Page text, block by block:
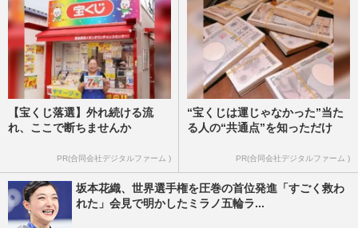
【宝くじ落選】外れ続ける流
れ、ここで断ちませんか
PR(合同会社デジタルファーム )
“宝くじは運じゃなかった”当た
る人の“共通点”を知っただけ
PR(合同会社デジタルファーム )
坂本花織、世界選手権を圧巻の首位発進「すごく救わ
れた」会見で明かしたミラノ五輪ラ...